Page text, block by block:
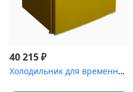
40 215₽
Холодильник для временного хранения медицинских отходов Саратов-5...